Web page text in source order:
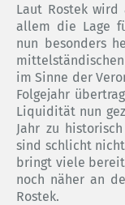
Laut Rostek wird
allem die Lage
nun besonders
im Sinne der
Folgejahr
Liquidität nun
Jahr zu
sind schlicht
bringt viele
noch näher an
Rostek.